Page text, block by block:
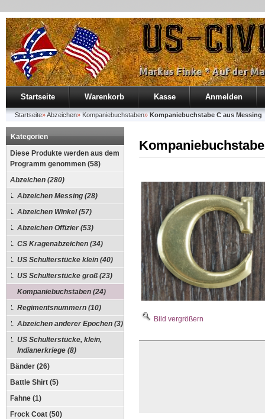
Startseite Warenkorb Kasse Anmelden
Startseite»Abzeichen» Kompaniebuchstaben» Kompaniebuchstabe C aus Messing
Kategorien
Diese Produkte werden aus dem
Programm genommen (58)
Abzeichen (280)
Abzeichen Messing (28)
Abzeichen Winkel (57)
Abzeichen Offizier (53)
CS Kragenabzeichen (34)
US Schulterstücke klein (40)
US Schulterstücke groß (23)
Kompaniebuchstaben (24)
Regimentsnummern (10)
Abzeichen anderer Epochen (3)
US Schulterstücke, klein,
Indianerkriege (8)
Bänder (26)
Battle Shirt (5)
Fahne (1)
Frock Coat (50)
Bild vergrößern